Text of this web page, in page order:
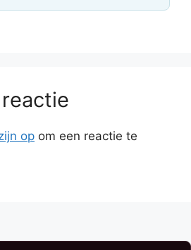
op om een reactie te